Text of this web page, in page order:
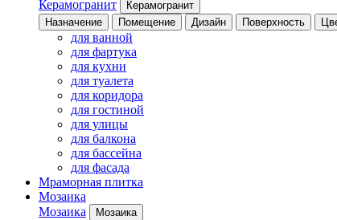
Керамогранит
Керамогранит
Назначение
Помещение Дизайн Поверхность
для ванной
для фартука
для кухни
для туалета
для коридора
для гостиной
для улицы
для балкона
для бассейна
для фасада
Мраморная плитка
Мозаика
Мозаика
Мозаика